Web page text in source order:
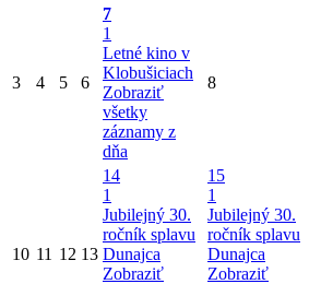
3 4 5 6
7
1
Letné kino v
Klobušiciach
Zobraziť
všetky
záznamy z
dňa
8
10 11 12 13
14
1
Jubilejný 30.
ročník splavu
Dunajca
Zobraziť
15
1
Jubilejný 30.
ročník splavu
Dunajca
Zobraziť